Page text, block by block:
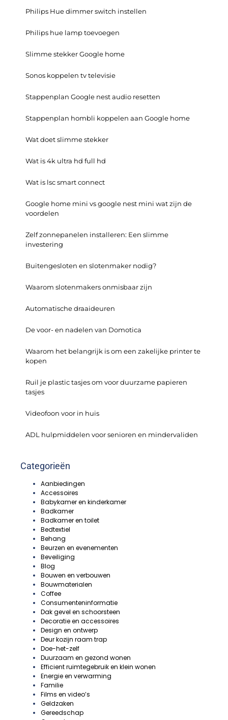
Philips Hue dimmer switch instellen
Philips hue lamp toevoegen
Slimme stekker Google home
Sonos koppelen tv televisie
Stappenplan Google nest audio resetten
Stappenplan hombli koppelen aan Google home
Wat doet slimme stekker
Wat is 4k ultra hd full hd
Wat is lsc smart connect
Google home mini vs google nest mini wat zijn de
voordelen
Zelf zonnepanelen installeren: Een slimme
investering
Buitengesloten en slotenmaker nodig?
Waarom slotenmakers onmisbaar zijn
Automatische draaideuren
De voor- en nadelen van Domotica
Waarom het belangrijk is om een zakelijke printer te
kopen
Ruil je plastic tasjes om voor duurzame papieren
tasjes
Videofoon voor in huis
ADL hulpmiddelen voor senioren en mindervaliden
Categorieën
Aanbiedingen
Accessoires
Babykamer en kinderkamer
Badkamer
Badkamer en toilet
Bedtextiel
Behang
Beurzen en evenementen
Beveiliging
Blog
Bouwen en verbouwen
Bouwmaterialen
Coffee
Consumenteninformatie
Dak gevel en schoorsteen
Decoratie en accessoires
Design en ontwerp
Deur kozijn raam trap
Doe-het-zelf
Duurzaam en gezond wonen
Efficient ruimtegebruik en klein wonen
Energie en verwarming
Familie
Films en video’s
Geldzaken
Gereedschap